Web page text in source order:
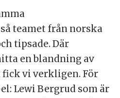
teamet från norska
tipsade. Där
en blandning av
vi verkligen. För
Lewi Bergrud som är